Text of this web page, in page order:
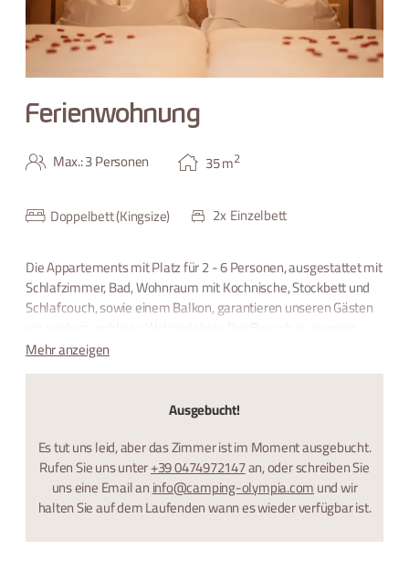
Ferienwohnung
Max.: 3 Personen 35m2
Doppelbett (Kingsize) 2xEinzelbett
Die Appartements mit Platz für 2 - 6 Personen, ausgestattet mit
Schlafzimmer, Bad, Wohnraum mit Kochnische, Stockbett und
Schlafcouch, sowie einem Balkon, garantieren unseren Gästen
campingeigenem Schwimmbad und unserem Restaurant
runden Ihren Urlaub ab.
Mehr anzeigen
Ausgebucht!
Es tut uns leid, aber das Zimmer ist im Moment ausgebucht.
Rufen Sie uns unter+39 0474972147an, oder schreiben Sie
uns eine Email aninfo@camping-olympia.comund wir
halten Sie auf dem Laufenden wann es wieder verfügbar ist.